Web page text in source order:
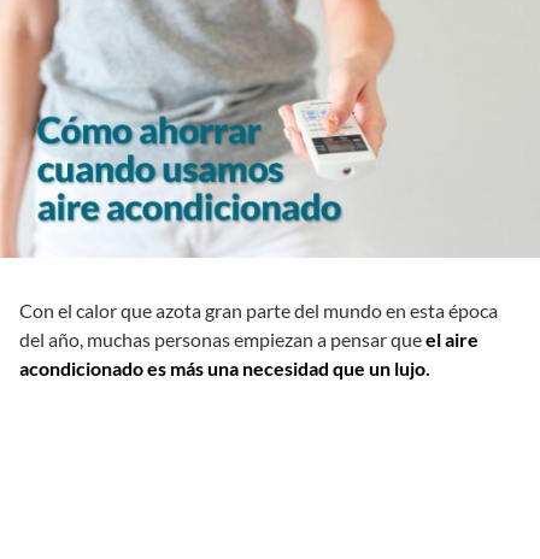
Con el calor que azota gran parte del mundo en esta época
del año, muchas personas empiezan a pensar queel aire
acondicionado es más una necesidad que un lujo.